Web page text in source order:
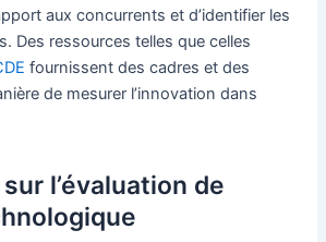
aux concurrents et d’identifier les
Des ressources telles que celles
fournissent des cadres et des
de mesurer l’innovation dans
l’évaluation de